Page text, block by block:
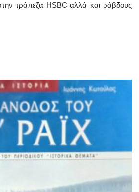
τράπεζα HSBC αλλά και ράβδους